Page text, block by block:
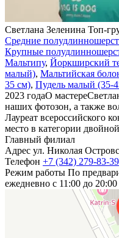
Светлана Зеленина Топ-
Средние
Крупные
Мальтипу, Йоркширский
малый), Мальтийская
35 см), Пудель малый (35-
2023 годаО мастере
наших фотозон, а также
Лауреат всероссийского
место в категории
Главный филиал
Адрес ул. Николая
Телефон +7 (342) 279-83-39
Режим работы По
ежедневно с 11:00 до 20:00